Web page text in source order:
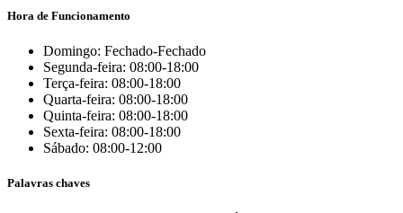
Hora de Funcionamento
Domingo: Fechado-Fechado
Segunda-feira: 08:00-18:00
Terça-feira: 08:00-18:00
Quarta-feira: 08:00-18:00
Quinta-feira: 08:00-18:00
Sexta-feira: 08:00-18:00
Sábado: 08:00-12:00
Palavras chaves